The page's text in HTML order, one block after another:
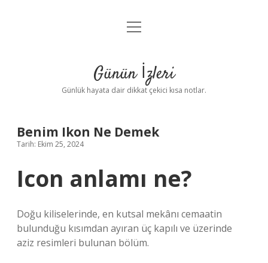
Anasayfa
Yasal Uyarı
menüyü
Günün İzleri
Günlük hayata dair dikkat çekici kısa notlar.
Benim Ikon Ne Demek
Tarih: Ekim 25, 2024
Icon anlamı ne?
Doğu kiliselerinde, en kutsal mekânı cemaatin
bulunduğu kısımdan ayıran üç kapılı ve üzerinde
aziz resimleri bulunan bölüm.